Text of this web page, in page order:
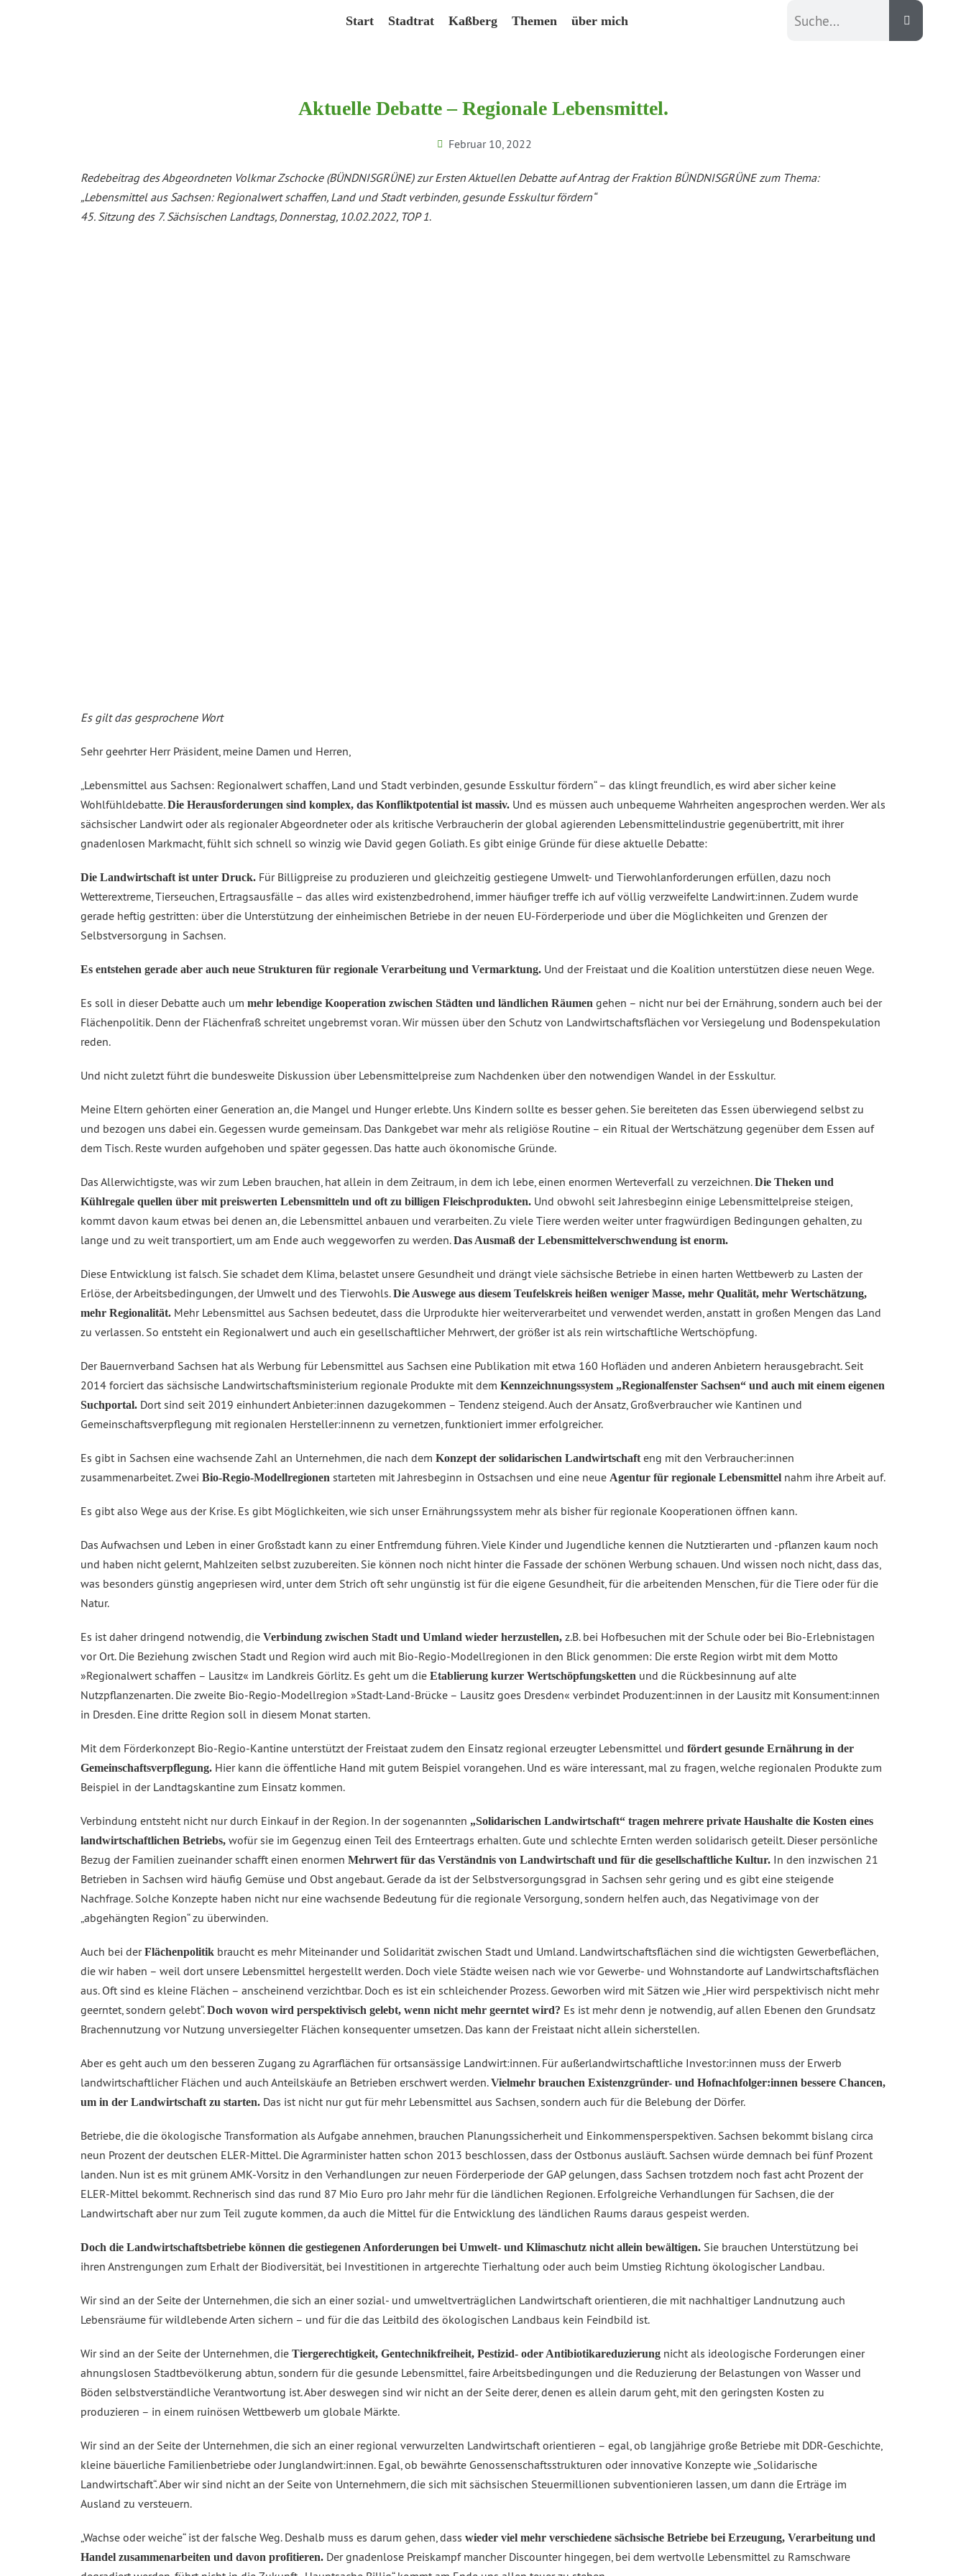
Start Stadtrat Kaßberg Themen über mich
Aktuelle Debatte – Regionale Lebensmittel.
Februar 10, 2022
Redebeitrag des Abgeordneten Volkmar Zschocke (BÜNDNISGRÜNE) zur Ersten Aktuellen Debatte auf Antrag der Fraktion BÜNDNISGRÜNE zum Thema:
„Lebensmittel aus Sachsen: Regionalwert schaffen, Land und Stadt verbinden, gesunde Esskultur fördern“
45. Sitzung des 7. Sächsischen Landtags, Donnerstag, 10.02.2022, TOP 1.
Es gilt das gesprochene Wort
Sehr geehrter Herr Präsident, meine Damen und Herren,
„Lebensmittel aus Sachsen: Regionalwert schaffen, Land und Stadt verbinden, gesunde Esskultur fördern“ – das klingt freundlich, es wird aber sicher keine
Wohlfühldebatte.Die Herausforderungen sind komplex, das Konfliktpotential ist massiv. Und es müssen auch unbequeme Wahrheiten angesprochen werden. Wer als
sächsischer Landwirt oder als regionaler Abgeordneter oder als kritische Verbraucherin der global agierenden Lebensmittelindustrie gegenübertritt, mit ihrer
gnadenlosen Markmacht, fühlt sich schnell so winzig wie David gegen Goliath. Es gibt einige Gründe für diese aktuelle Debatte:
Die Landwirtschaft ist unter Druck. Für Billigpreise zu produzieren und gleichzeitig gestiegene Umwelt- und Tierwohlanforderungen erfüllen, dazu noch
Wetterextreme, Tierseuchen, Ertragsausfälle – das alles wird existenzbedrohend, immer häufiger treffe ich auf völlig verzweifelte Landwirt:innen. Zudem wurde
gerade heftig gestritten: über die Unterstützung der einheimischen Betriebe in der neuen EU-Förderperiode und über die Möglichkeiten und Grenzen der
Selbstversorgung in Sachsen.
Es entstehen gerade aber auch neue Strukturen für regionale Verarbeitung und Vermarktung. Und der Freistaat und die Koalition unterstützen diese neuen Wege.
Es soll in dieser Debatte auch um mehr lebendige Kooperation zwischen Städten und ländlichen Räumen gehen – nicht nur bei der Ernährung, sondern auch bei der
Flächenpolitik. Denn der Flächenfraß schreitet ungebremst voran. Wir müssen über den Schutz von Landwirtschaftsflächen vor Versiegelung und Bodenspekulation
reden.
Und nicht zuletzt führt die bundesweite Diskussion über Lebensmittelpreise zum Nachdenken über den notwendigen Wandel in der Esskultur.
Meine Eltern gehörten einer Generation an, die Mangel und Hunger erlebte. Uns Kindern sollte es besser gehen. Sie bereiteten das Essen überwiegend selbst zu
und bezogen uns dabei ein. Gegessen wurde gemeinsam. Das Dankgebet war mehr als religiöse Routine – ein Ritual der Wertschätzung gegenüber dem Essen auf
dem Tisch. Reste wurden aufgehoben und später gegessen. Das hatte auch ökonomische Gründe.
Das Allerwichtigste, was wir zum Leben brauchen, hat allein in dem Zeitraum, in dem ich lebe, einen enormen Werteverfall zu verzeichnen.Die Theken und
Kühlregale quellen über mit preiswerten Lebensmitteln und oft zu billigen Fleischprodukten. Und obwohl seit Jahresbeginn einige Lebensmittelpreise steigen,
kommt davon kaum etwas bei denen an, die Lebensmittel anbauen und verarbeiten. Zu viele Tiere werden weiter unter fragwürdigen Bedingungen gehalten, zu
lange und zu weit transportiert, um am Ende auch weggeworfen zu werden.Das Ausmaß der Lebensmittelverschwendung ist enorm.
Diese Entwicklung ist falsch. Sie schadet dem Klima, belastet unsere Gesundheit und drängt viele sächsische Betriebe in einen harten Wettbewerb zu Lasten der
Erlöse, der Arbeitsbedingungen, der Umwelt und des Tierwohls.Die Auswege aus diesem Teufelskreis heißen weniger Masse, mehr Qualität, mehr Wertschätzung,
mehr Regionalität. Mehr Lebensmittel aus Sachsen bedeutet, dass die Urprodukte hier weiterverarbeitet und verwendet werden, anstatt in großen Mengen das Land
zu verlassen. So entsteht ein Regionalwert und auch ein gesellschaftlicher Mehrwert, der größer ist als rein wirtschaftliche Wertschöpfung.
Der Bauernverband Sachsen hat als Werbung für Lebensmittel aus Sachsen eine Publikation mit etwa 160 Hofläden und anderen Anbietern herausgebracht. Seit
2014 forciert das sächsische Landwirtschaftsministerium regionale Produkte mit dem Kennzeichnungssystem „Regionalfenster Sachsen“ und auch mit einem eigenen
Suchportal. Dort sind seit 2019 einhundert Anbieter:innen dazugekommen – Tendenz steigend. Auch der Ansatz, Großverbraucher wie Kantinen und
Gemeinschaftsverpflegung mit regionalen Hersteller:innenn zu vernetzen, funktioniert immer erfolgreicher.
Es gibt in Sachsen eine wachsende Zahl an Unternehmen, die nach dem Konzept der solidarischen Landwirtschafteng mit den Verbraucher:innen
zusammenarbeitet. Zwei Bio-Regio-Modellregionen starteten mit Jahresbeginn in Ostsachsen und eine neue Agentur für regionale Lebensmittel nahm ihre Arbeit auf.
Es gibt also Wege aus der Krise. Es gibt Möglichkeiten, wie sich unser Ernährungssystem mehr als bisher für regionale Kooperationen öffnen kann.
Das Aufwachsen und Leben in einer Großstadt kann zu einer Entfremdung führen. Viele Kinder und Jugendliche kennen die Nutztierarten und -pflanzen kaum noch
und haben nicht gelernt, Mahlzeiten selbst zuzubereiten. Sie können noch nicht hinter die Fassade der schönen Werbung schauen. Und wissen noch nicht, dass das,
was besonders günstig angepriesen wird, unter dem Strich oft sehr ungünstig ist für die eigene Gesundheit, für die arbeitenden Menschen, für die Tiere oder für die
Natur.
Es ist daher dringend notwendig, die Verbindung zwischen Stadt und Umland wieder herzustellen, z.B. bei Hofbesuchen mit der Schule oder bei Bio-Erlebnistagen
vor Ort. Die Beziehung zwischen Stadt und Region wird auch mit Bio-Regio-Modellregionen in den Blick genommen: Die erste Region wirbt mit dem Motto
»Regionalwert schaffen – Lausitz« im Landkreis Görlitz. Es geht um die Etablierung kurzer Wertschöpfungsketten und die Rückbesinnung auf alte
Nutzpflanzenarten. Die zweite Bio-Regio-Modellregion »Stadt-Land-Brücke – Lausitz goes Dresden« verbindet Produzent:innen in der Lausitz mit Konsument:innen
in Dresden. Eine dritte Region soll in diesem Monat starten.
Mit dem Förderkonzept Bio-Regio-Kantine unterstützt der Freistaat zudem den Einsatz regional erzeugter Lebensmittel und fördert gesunde Ernährung in der
Gemeinschaftsverpflegung. Hier kann die öffentliche Hand mit gutem Beispiel vorangehen. Und es wäre interessant, mal zu fragen, welche regionalen Produkte zum
Beispiel in der Landtagskantine zum Einsatz kommen.
Verbindung entsteht nicht nur durch Einkauf in der Region. In der sogenannten „Solidarischen Landwirtschaft“ tragen mehrere private Haushalte die Kosten eines
landwirtschaftlichen Betriebs, wofür sie im Gegenzug einen Teil des Ernteertrags erhalten. Gute und schlechte Ernten werden solidarisch geteilt. Dieser persönliche
Bezug der Familien zueinander schafft einen enormen Mehrwert für das Verständnis von Landwirtschaft und für die gesellschaftliche Kultur. In den inzwischen 21
Betrieben in Sachsen wird häufig Gemüse und Obst angebaut. Gerade da ist der Selbstversorgungsgrad in Sachsen sehr gering und es gibt eine steigende
Nachfrage. Solche Konzepte haben nicht nur eine wachsende Bedeutung für die regionale Versorgung, sondern helfen auch, das Negativimage von der
„abgehängten Region“ zu überwinden.
Auch bei derFlächenpolitik braucht es mehr Miteinander und Solidarität zwischen Stadt und Umland. Landwirtschaftsflächen sind die wichtigsten Gewerbeflächen,
die wir haben – weil dort unsere Lebensmittel hergestellt werden. Doch viele Städte weisen nach wie vor Gewerbe- und Wohnstandorte auf Landwirtschaftsflächen
aus. Oft sind es kleine Flächen – anscheinend verzichtbar. Doch es ist ein schleichender Prozess. Geworben wird mit Sätzen wie „Hier wird perspektivisch nicht mehr
geerntet, sondern gelebt“.Doch wovon wird perspektivisch gelebt, wenn nicht mehr geerntet wird? Es ist mehr denn je notwendig, auf allen Ebenen den Grundsatz
Brachennutzung vor Nutzung unversiegelter Flächen konsequenter umsetzen. Das kann der Freistaat nicht allein sicherstellen.
Aber es geht auch um den besseren Zugang zu Agrarflächen für ortsansässige Landwirt:innen. Für außerlandwirtschaftliche Investor:innen muss der Erwerb
landwirtschaftlicher Flächen und auch Anteilskäufe an Betrieben erschwert werden.Vielmehr brauchen Existenzgründer- und Hofnachfolger:innen bessere Chancen,
um in der Landwirtschaft zu starten. Das ist nicht nur gut für mehr Lebensmittel aus Sachsen, sondern auch für die Belebung der Dörfer.
Betriebe, die die ökologische Transformation als Aufgabe annehmen, brauchen Planungssicherheit und Einkommensperspektiven. Sachsen bekommt bislang circa
neun Prozent der deutschen ELER-Mittel. Die Agrarminister hatten schon 2013 beschlossen, dass der Ostbonus ausläuft. Sachsen würde demnach bei fünf Prozent
landen. Nun ist es mit grünem AMK-Vorsitz in den Verhandlungen zur neuen Förderperiode der GAP gelungen, dass Sachsen trotzdem noch fast acht Prozent der
ELER-Mittel bekommt. Rechnerisch sind das rund 87 Mio Euro pro Jahr mehr für die ländlichen Regionen. Erfolgreiche Verhandlungen für Sachsen, die der
Landwirtschaft aber nur zum Teil zugute kommen, da auch die Mittel für die Entwicklung des ländlichen Raums daraus gespeist werden.
Doch die Landwirtschaftsbetriebe können die gestiegenen Anforderungen bei Umwelt- und Klimaschutz nicht allein bewältigen. Sie brauchen Unterstützung bei
ihren Anstrengungen zum Erhalt der Biodiversität, bei Investitionen in artgerechte Tierhaltung oder auch beim Umstieg Richtung ökologischer Landbau.
Wir sind an der Seite der Unternehmen, die sich an einer sozial- und umweltverträglichen Landwirtschaft orientieren, die mit nachhaltiger Landnutzung auch
Lebensräume für wildlebende Arten sichern – und für die das Leitbild des ökologischen Landbaus kein Feindbild ist.
Wir sind an der Seite der Unternehmen, die Tiergerechtigkeit, Gentechnikfreiheit, Pestizid- oder Antibiotikareduzierung nicht als ideologische Forderungen einer
ahnungslosen Stadtbevölkerung abtun, sondern für die gesunde Lebensmittel, faire Arbeitsbedingungen und die Reduzierung der Belastungen von Wasser und
Böden selbstverständliche Verantwortung ist. Aber deswegen sind wir nicht an der Seite derer, denen es allein darum geht, mit den geringsten Kosten zu
produzieren – in einem ruinösen Wettbewerb um globale Märkte.
Wir sind an der Seite der Unternehmen, die sich an einer regional verwurzelten Landwirtschaft orientieren – egal, ob langjährige große Betriebe mit DDR-Geschichte,
kleine bäuerliche Familienbetriebe oder Junglandwirt:innen. Egal, ob bewährte Genossenschaftsstrukturen oder innovative Konzepte wie „Solidarische
Landwirtschaft“. Aber wir sind nicht an der Seite von Unternehmern, die sich mit sächsischen Steuermillionen subventionieren lassen, um dann die Erträge im
Ausland zu versteuern.
„Wachse oder weiche“ ist der falsche Weg. Deshalb muss es darum gehen, dass wieder viel mehr verschiedene sächsische Betriebe bei Erzeugung, Verarbeitung und
Handel zusammenarbeiten und davon profitieren. Der gnadenlose Preiskampf mancher Discounter hingegen, bei dem wertvolle Lebensmittel zu Ramschware